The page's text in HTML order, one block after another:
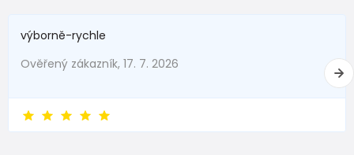
výborně-rychle
Ověřený zákazník, 17. 7. 2026